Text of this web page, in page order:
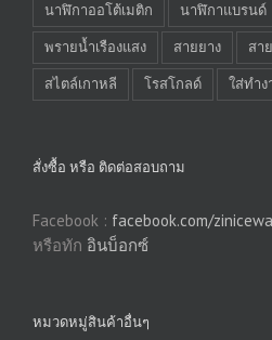
นาฬิกาออโต้เมติก
นาฬิกาแบรนด์
พรายน้ำเรืองแสง
สายยาง สา
สไตล์เกาหลี
โรสโกลด์ ใส่ทำง
สั่งซื้อ หรือ ติดต่อสอบถาม
Facebook : facebook.com/
หรือทัก อินบ็อกซ์
หมวดหมู่สินค้าอื่นๆ